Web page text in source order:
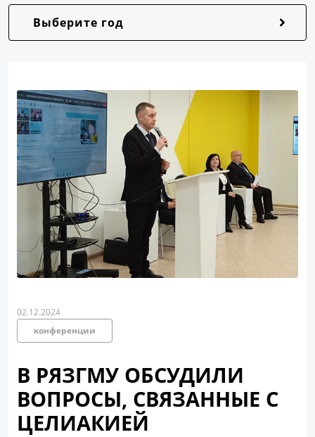
Выберите год
02.12.2024
конференции
В РЯЗГМУ ОБСУДИЛИ
ВОПРОСЫ, СВЯЗАННЫЕ С
ЦЕЛИАКИЕЙ